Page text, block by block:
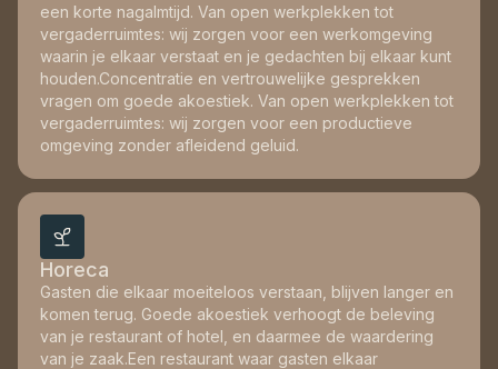
een korte nagalmtijd. Van open werkplekken tot
vergaderruimtes: wij zorgen voor een werkomgeving
waarin je elkaar verstaat en je gedachten bij elkaar kunt
houden.Concentratie en vertrouwelijke gesprekken
vragen om goede akoestiek. Van open werkplekken tot
vergaderruimtes: wij zorgen voor een productieve
omgeving zonder afleidend geluid.
Horeca
Gasten die elkaar moeiteloos verstaan, blijven langer en
komen terug. Goede akoestiek verhoogt de beleving
van je restaurant of hotel, en daarmee de waardering
van je zaak.Een restaurant waar gasten elkaar